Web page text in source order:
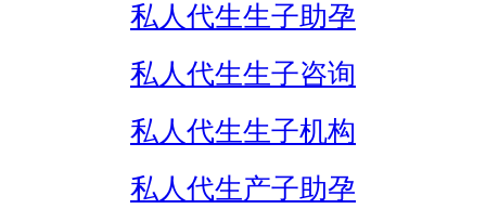
私人代生生子助孕
私人代生生子咨询
私人代生生子机构
私人代生产子助孕